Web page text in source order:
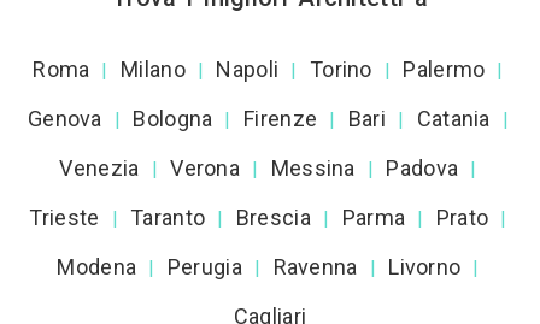
Roma | Milano | Napoli | Torino | Palermo |
Genova | Bologna | Firenze | Bari | Catania |
Venezia | Verona | Messina | Padova |
Trieste | Taranto | Brescia | Parma | Prato |
Modena | Perugia | Ravenna | Livorno |
Cagliari